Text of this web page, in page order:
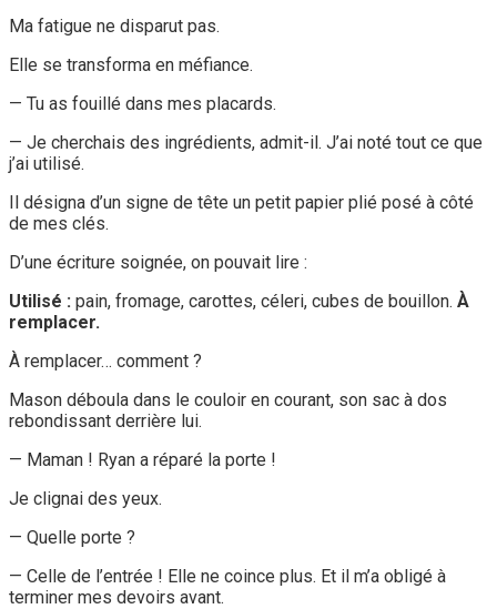
Ma fatigue ne disparut pas.
Elle se transforma en méfiance.
— Tu as fouillé dans mes placards.
— Je cherchais des ingrédients, admit-il. J’ai noté tout ce que
j’ai utilisé.
Il désigna d’un signe de tête un petit papier plié posé à côté
de mes clés.
D’une écriture soignée, on pouvait lire :
Utilisé : pain, fromage, carottes, céleri, cubes de bouillon. À
remplacer.
À remplacer… comment ?
Mason déboula dans le couloir en courant, son sac à dos
rebondissant derrière lui.
— Maman ! Ryan a réparé la porte !
Je clignai des yeux.
— Quelle porte ?
— Celle de l’entrée ! Elle ne coince plus. Et il m’a obligé à
terminer mes devoirs avant.